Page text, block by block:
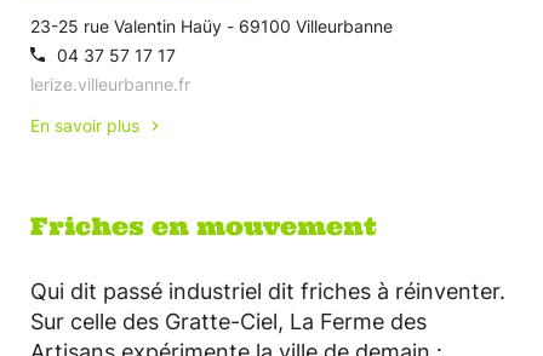
23-25 rue Valentin Haüy - 69100 Villeurbanne
04 37 57 17 17
lerize.villeurbanne.fr
En savoir plus
Friches en mouvement
Qui dit passé industriel dit friches à réinventer.
Sur celle des Gratte-Ciel, La Ferme des